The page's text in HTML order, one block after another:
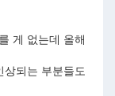
게 없는데 올해
상되는 부분들도